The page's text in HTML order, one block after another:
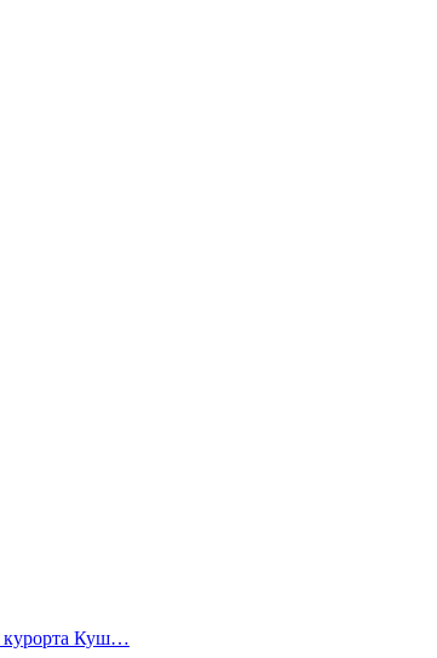
курорта Куш…